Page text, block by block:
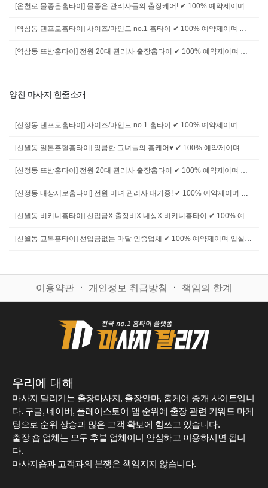
[온천로 물좋은홈타이] 물좋은 관리사들의 출장케어! ✔ 100% 예약제이며 입실 후 결제 입니다. ✔ 회원가 이용은 예약 및 현금 / 이체 결제시 적용. (카드결제시 부가세 별도) ✔ 원룸 / 자택 / 오피스텔 / 모텔 / 호텔 등, 편하신곳에서 언제든 이용가능합니다. ✔ 비매너 / 과음 / 복장 및 수위 등 퇴폐문의 / 무단&상습캔슬 등은 이용이 불가. ✔"마시지달리기 보고 전화드렸습니다" 라고 말씀하시면 회원가로 적용. ✔ 예약 상담이나 문의사항이 있으시면 전화주세요. 친절하게 설명 해드리겠습니다.
[역삼동 텐프로홈타이] 사이즈/마인드 no.1 홈타이 ✔ 100% 예약제이며 입실 후 결제 입니다. ✔ 회원가 이용은 예약 및 현금 / 이체 결제시 적용. (카드결제시 부가세 별도) ✔ 원룸 / 자택 / 오피스텔 / 모텔 / 호텔 등, 편하신곳에서 언제든 이용가능합니다. ✔ 비매너 / 과음 / 복장 및 수위 등 퇴폐문의 / 무단&상습캔슬 등은 이용이 불가. ✔"마시지달리기 보고 전화드렸습니다" 라고 말씀하시면 회원가로 적용. ✔ 예약 상담이나 문의사항이 있으시면 전화주세요. 친절하게 설명 해드리겠습니다.
[역삼동 뜨밤홈타이] 전원 20대 관리사 출장홈타이 ✔ 100% 예약제이며 입실 후 결제 입니다. ✔ 회원가 이용은 예약 및 현금 / 이체 결제시 적용. (카드결제시 부가세 별도) ✔ 원룸 / 자택 / 오피스텔 / 모텔 / 호텔 등, 편하신곳에서 언제든 이용가능합니다. ✔ 비매너 / 과음 / 복장 및 수위 등 퇴폐문의 / 무단&상습캔슬 등은 이용이 불가. ✔"마시지달리기 보고 전화드렸습니다" 라고 말씀하시면 회원가로 적용. ✔ 예약 상담이나 문의사항이 있으시면 전화주세요. 친절하게 설명 해드리겠습니다.
양천 마사지 한줄소개
[신정동 텐프로홈타이] 사이즈/마인드 no.1 홈타이 ✔ 100% 예약제이며 입실 후 결제 입니다. ✔ 회원가 이용은 예약 및 현금 / 이체 결제시 적용. (카드결제시 부가세 별도) ✔ 원룸 / 자택 / 오피스텔 / 모텔 / 호텔 등, 편하신곳에서 언제든 이용가능합니다. ✔ 비매너 / 과음 / 복장 및 수위 등 퇴폐문의 / 무단&상습캔슬 등은 이용이 불가. ✔"마시지달리기 보고 전화드렸습니다" 라고 말씀하시면 회원가로 적용. ✔ 예약 상담이나 문의사항이 있으시면 전화주세요. 친절하게 설명 해드리겠습니다.
[신월동 일본혼혈홈타이] 앙큼한 그녀들의 홈케어♥ ✔ 100% 예약제이며 입실 후 결제 입니다. ✔ 회원가 이용은 예약 및 현금 / 이체 결제시 적용. (카드결제시 부가세 별도) ✔ 원룸 / 자택 / 오피스텔 / 모텔 / 호텔 등, 편하신곳에서 언제든 이용가능합니다. ✔ 비매너 / 과음 / 복장 및 수위 등 퇴폐문의 / 무단&상습캔슬 등은 이용이 불가. ✔"마시지달리기 보고 전화드렸습니다" 라고 말씀하시면 회원가로 적용. ✔ 예약 상담이나 문의사항이 있으시면 전화주세요. 친절하게 설명 해드리겠습니다.
[신정동 뜨밤홈타이] 전원 20대 관리사 출장홈타이 ✔ 100% 예약제이며 입실 후 결제 입니다. ✔ 회원가 이용은 예약 및 현금 / 이체 결제시 적용. (카드결제시 부가세 별도) ✔ 원룸 / 자택 / 오피스텔 / 모텔 / 호텔 등, 편하신곳에서 언제든 이용가능합니다. ✔ 비매너 / 과음 / 복장 및 수위 등 퇴폐문의 / 무단&상습캔슬 등은 이용이 불가. ✔"마시지달리기 보고 전화드렸습니다" 라고 말씀하시면 회원가로 적용. ✔ 예약 상담이나 문의사항이 있으시면 전화주세요. 친절하게 설명 해드리겠습니다.
[신정동 내상제로홈타이] 전원 미녀 관리사 대기중! ✔ 100% 예약제이며 입실 후 결제 입니다. ✔ 회원가 이용은 예약 및 현금 / 이체 결제시 적용. (카드결제시 부가세 별도) ✔ 원룸 / 자택 / 오피스텔 / 모텔 / 호텔 등, 편하신곳에서 언제든 이용가능합니다. ✔ 비매너 / 과음 / 복장 및 수위 등 퇴폐문의 / 무단&상습캔슬 등은 이용이 불가. ✔"마시지달리기 보고 전화드렸습니다" 라고 말씀하시면 회원가로 적용. ✔ 예약 상담이나 문의사항이 있으시면 전화주세요. 친절하게 설명 해드리겠습니다.
[신월동 비키니홈타이] 선입금X 출장비X 내상X 비키니홈타이 ✔ 100% 예약제이며 입실 후 결제 입니다. ✔ 회원가 이용은 예약 및 현금 / 이체 결제시 적용. (카드결제시 부가세 별도) ✔ 원룸 / 자택 / 오피스텔 / 모텔 / 호텔 등, 편하신곳에서 언제든 이용가능합니다. ✔ 비매너 / 과음 / 복장 및 수위 등 퇴폐문의 / 무단&상습캔슬 등은 이용이 불가. ✔"마시지달리기 보고 전화드렸습니다" 라고 말씀하시면 회원가로 적용. ✔ 예약 상담이나 문의사항이 있으시면 전화주세요. 친절하게 설명 해드리겠습니다.
[신월동 교복홈타이] 선입금없는 마달 인증업체 ✔ 100% 예약제이며 입실 후 결제 입니다. ✔ 회원가 이용은 예약 및 현금 / 이체 결제시 적용. (카드결제시 부가세 별도) ✔ 원룸 / 자택 / 오피스텔 / 모텔 / 호텔 등, 편하신곳에서 언제든 이용가능합니다. ✔ 비매너 / 과음 / 복장 및 수위 등 퇴폐문의 / 무단&상습캔슬 등은 이용이 불가. ✔"마시지달리기 보고 전화드렸습니다" 라고 말씀하시면 회원가로 적용. ✔ 예약 상담이나 문의사항이 있으시면 전화주세요. 친절하게 설명 해드리겠습니다.
이용약관 ㆍ 개인정보 취급방침 ㆍ 책임의 한계
우리에 대해
마사지 달리기는 출장마사지, 출장안마, 홈케어 중개 사이트입니
다. 구글, 네이버, 플레이스토어 앱 순위에 출장 관련 키워드 마케
팅으로 순위 상승과 많은 고객 확보에 힘쓰고 있습니다.
출장 숍 업체는 모두 후불 업체이니 안심하고 이용하시면 됩니
다.
마사지숍과 고객과의 분쟁은 책임지지 않습니다.